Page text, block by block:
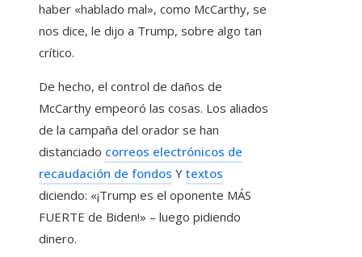
haber «hablado mal», como McCarthy, se
nos dice, le dijo a Trump, sobre algo tan
crítico.
De hecho, el control de daños de
McCarthy empeoró las cosas. Los aliados
de la campaña del orador se han
distanciado correos electrónicos de
recaudación de fondos Y textos
diciendo: «¡Trump es el oponente MÁS
FUERTE de Biden!» – luego pidiendo
dinero.